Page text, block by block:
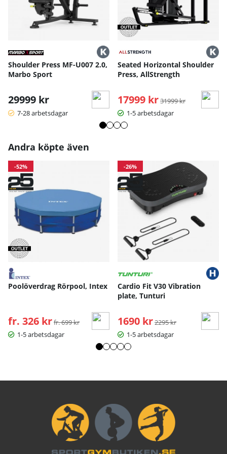
Mått och specifikationer:
Längd: 177 cm
Bredd: 137 cm
Max användarvikt: 200 kg
Max belastning: 150 kg per sida
Kompatibilitet: 50 mm (även stöd för 30 mm) viktskivor
Material: Stål, PU, aluminium
Muskelgrupper: Axlar, triceps, övre rygg
Bruksanvisning / manual »
Shoulder Press MF-U007 2.0,
Marbo Sport
29999 kr
7-28 arbetsdagar
Seated Horizontal Shoulder
Press, AllStrength
17999 kr Ordinarie pris:
31999 kr
1-5 arbetsdagar
Andra köpte även
-52%
Poolöverdrag Rörpool, Intex
fr. 326 kr Ordinarie pris:
fr. 699 kr
1-5 arbetsdagar
-26%
Cardio Fit V30 Vibration
plate, Tunturi
1690 kr Ordinarie pris:
2295 kr
1-5 arbetsdagar